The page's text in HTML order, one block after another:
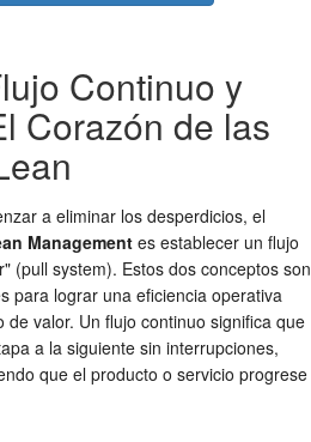
Continuo y
Corazón de las
a eliminar los desperdicios, el
Management es establecer un flujo
(pull system). Estos dos conceptos son
para lograr una eficiencia operativa
valor. Un flujo continuo significa que
a la siguiente sin interrupciones,
que el producto o servicio progrese